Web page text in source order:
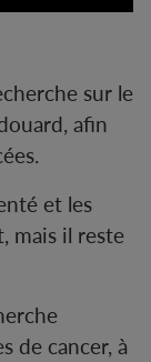
sur le
afin
et les
mais il reste
de cancer, à